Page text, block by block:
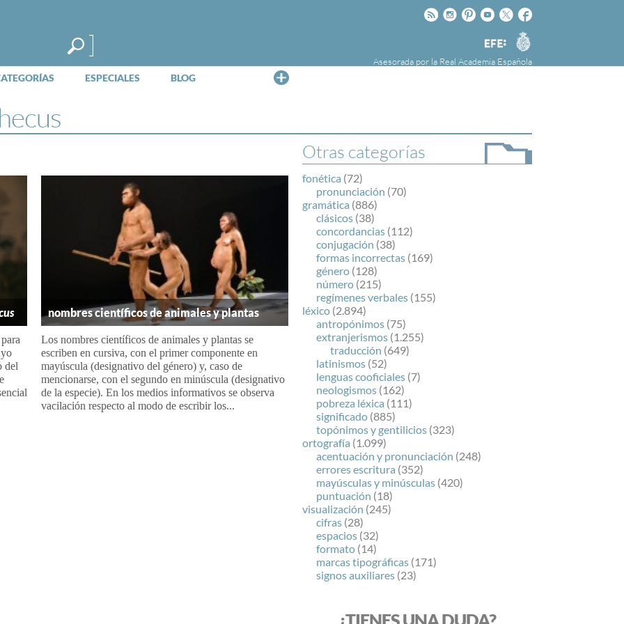
Facebook
Twitter
Youtube
Pinteres
Instagram
Rss
Agencia
EFE
Asesorada por la Real Academia Española
ESPECIALES BLOG
la Agencia Efe y la Real Academia Española,
cuyo objetivo es colaborar con el buen uso del
español en los medios de comunicación y en
Internet.
Otras categorías
fonética (72)
pronunciación (70)
gramática (886)
clásicos (38)
concordancias (112)
conjugación (38)
formas incorrectas (169)
género (128)
número (215)
regímenes verbales (155)
léxico (2.894)
antropónimos (75)
extranjerismos (1.255)
traducción (649)
latinismos (52)
lenguas cooficiales (7)
neologismos (162)
pobreza léxica (111)
significado (885)
topónimos y gentilicios (323)
ortografía (1.099)
acentuación y pronunciación (248)
errores escritura (352)
mayúsculas y minúsculas (420)
puntuación (18)
visualización (245)
cifras (28)
espacios (32)
formato (14)
marcas tipográficas (171)
signos auxiliares (23)
del
nombres científicos de animales y plantas
Los nombres científicos de animales y plantas se
escriben en cursiva, con el primer componente en
mayúscula (designativo del género) y, caso de
mencionarse, con el segundo en minúscula (designativo
de la especie). En los medios informativos se observa
vacilación respecto al modo de escribir los...
¿TIENES UNA DUDA?